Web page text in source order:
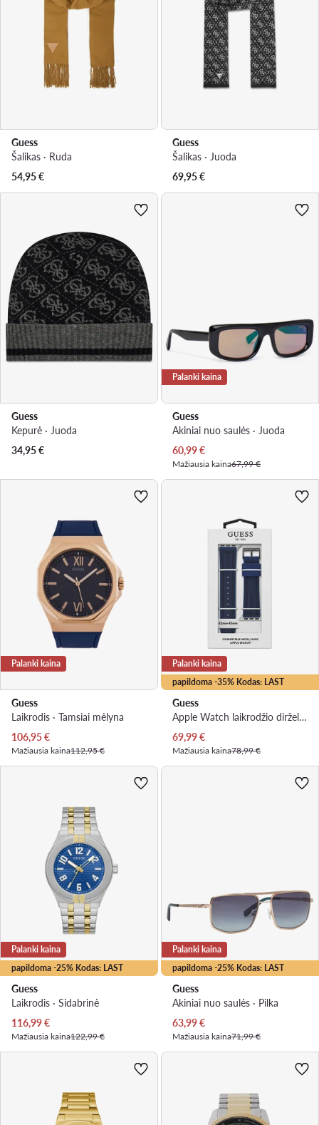
Guess
Šalikas · Ruda
54,95€
Guess
Šalikas · Juoda
69,95€
Guess
Kepurė · Juoda
34,95€
Palanki kaina
Guess
Akiniai nuo saulės · Juoda
Dabartinė kaina
60,99€
Mažiausia kaina67,99 €
Palanki kaina
Guess
Laikrodis · Tamsiai mėlyna
Dabartinė kaina
106,95€
Mažiausia kaina112,95 €
papildoma -35% Kodas: LAST
Palanki kaina
Guess
Apple Watch laikrodžio dirželis · Tamsiai mėlyna
Dabartinė kaina
69,99€
Mažiausia kaina78,99 €
papildoma -25% Kodas: LAST
Palanki kaina
Guess
Laikrodis · Sidabrinė
Dabartinė kaina
116,99€
Mažiausia kaina122,99 €
papildoma -25% Kodas: LAST
Palanki kaina
Guess
Akiniai nuo saulės · Pilka
Dabartinė kaina
63,99€
Mažiausia kaina71,99 €